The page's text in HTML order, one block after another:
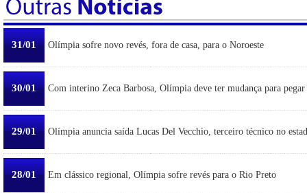
31/01 Olímpia sofre novo revés, fora de casa, para o Noroeste
30/01 Com interino Zeca Barbosa, Olímpia deve ter mudança para pegar
29/01 Olímpia anuncia saída Lucas Del Vecchio, terceiro técnico no
28/01 Em clássico regional, Olímpia sofre revés para o Rio Preto